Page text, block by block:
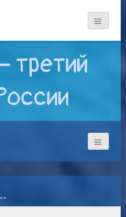
третий